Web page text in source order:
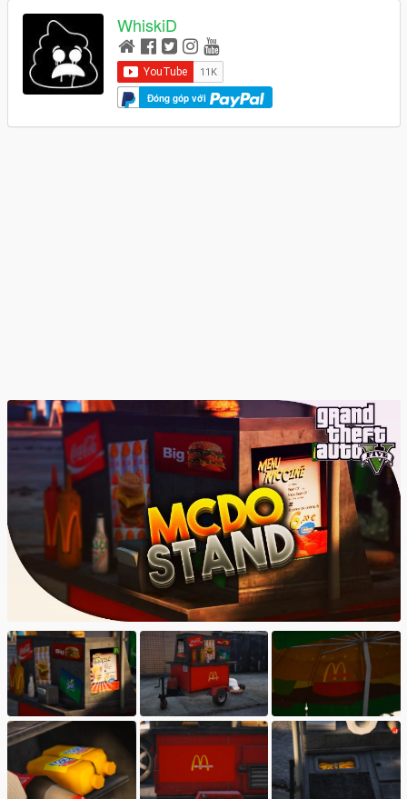
WhiskiD
Đóng góp với